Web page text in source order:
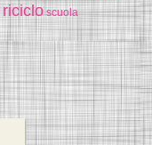
riciclo scuola